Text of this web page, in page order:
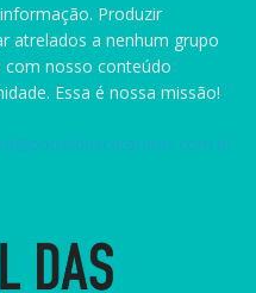
Produzir
atrelados a nenhum grupo
nosso conteúdo
Essa é nossa missão!